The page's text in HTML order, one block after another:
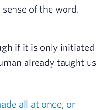
of the word.
if it is only initiated
already taught us
all at once, or